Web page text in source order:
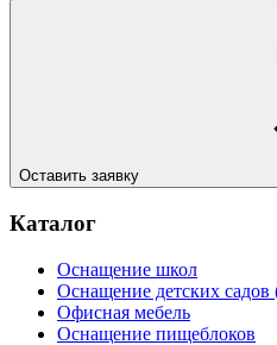
Оставить заявку
Каталог
Оснащение школ
Оснащение детских
Офисная мебель
Оснащение пищеблоков